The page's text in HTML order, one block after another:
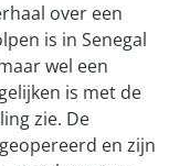
over een
is in Senegal
wel een
is met de
zie. De
en zijn